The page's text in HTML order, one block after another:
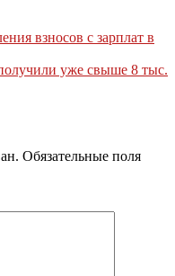
взносов с зарплат в
уже свыше 8 тыс.
Обязательные поля